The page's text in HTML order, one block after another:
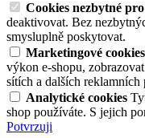
Cookies nezbytné
deaktivovat. Bez
smysluplně poskytovat.
Marketingové cookies
výkon e-shopu,
sítích a dalších reklamních
Analytické cookies
shop používáte. S jejich
Potvrzuji